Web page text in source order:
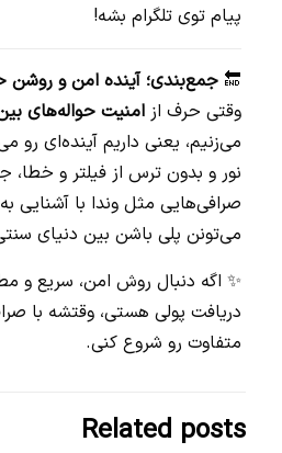
پیام توی تلگرام بشه!
🔚 جمع‌بندی؛ آینده امن و روشن
وقتی حرف از امنیت حواله‌های
می‌زنیم، یعنی داریم آینده‌ای رو
نور و بدون ترس از فیلتر و خطا،
صرافی‌هایی مثل وندا با آشنایی
می‌تونن پلی باشن بین دنیای
✨ اگه دنبال روش امن، سریع و
دریافت پولی هستی، وقتشه با
متفاوت رو شروع کنی.
Related posts